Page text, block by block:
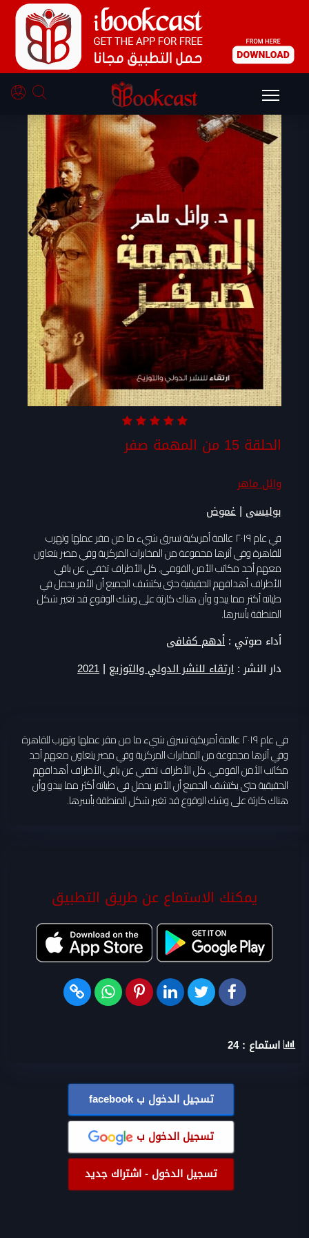
الحلقة 15 من المهمة صفر
وائل ماهر
بوليسى |غموض
في عام ٢٠١٩ عالمة أمريكية تسرق شيء ما من مقر عملها وتهرب
للقاهرة وفي أثرها مجموعة من المخابرات المركزية وفي مصر يتعاون
معهم أحد مكاتب الأمن القومي. كل الأطراف تخفي عن باقي
الأطراف أهدافهم الحقيقية حتى يكتشف الجميع أن الأمر يحمل في
طياته أكثر مما يبدو وأن هناك كارثة على وشك الوقوع قد تغير شكل
المنطقة بأسرها.
أداء صوتي :أدهم كفافى
دار النشر :ارتقاء للنشر الدولي والتوزيع |
2021
في عام ٢٠١٩ عالمة أمريكية تسرق شيء ما من مقر عملها وتهرب للقاهرة
وفي أثرها مجموعة من المخابرات المركزية وفي مصر يتعاون معهم أحد
مكاتب الأمن القومي. كل الأطراف تخفي عن باقي الأطراف أهدافهم
الحقيقية حتى يكتشف الجميع أن الأمر يحمل في طياته أكثر مما يبدو وأن
هناك كارثة على وشك الوقوع قد تغير شكل المنطقة بأسرها.
يمكنك الاستماع عن طريق التطبيق
استماع :24
تسجيل الدخول بfacebook
تسجيل الدخول ب
تسجيل الدخول - اشتراك جديد